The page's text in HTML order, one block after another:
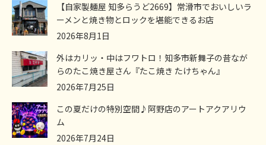
【自家製麺屋 知多らうど2669】常滑市でおいしいラ
ーメンと焼き物とロックを堪能できるお店
2026年8月1日
外はカリッ・中はフワトロ！知多市新舞子の昔なが
らのたこ焼き屋さん『たこ焼き たけちゃん』
2026年7月25日
この夏だけの特別空間♪阿野店のアートアクアリウ
ム
2026年7月24日